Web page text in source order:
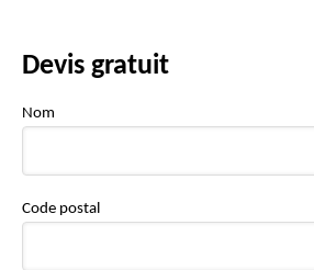
Devis gratuit
Nom
Code postal